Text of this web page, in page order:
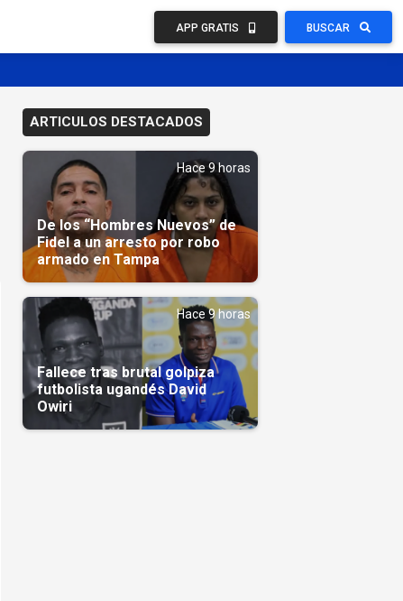
APP GRATIS BUSCAR
ARTICULOS DESTACADOS
Hace 9 horas
De los “Hombres Nuevos” de
Fidel a un arresto por robo
armado en Tampa
Hace 9 horas
Fallece tras brutal golpiza
futbolista ugandés David
Owiri